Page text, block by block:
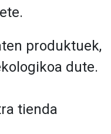
produktuek,
dute.
tienda